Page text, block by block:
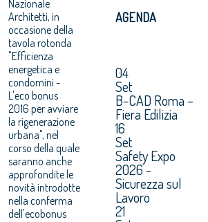
Nazionale
Architetti, in
occasione della
tavola rotonda
"Efficienza
energetica e
condomini -
L'eco bonus
2016 per avviare
la rigenerazione
urbana", nel
corso della quale
saranno anche
approfondite le
novità introdotte
nella conferma
dell'ecobonus
AGENDA
04
Set
B-CAD Roma –
Fiera Edilizia
16
Set
Safety Expo
2026 -
Sicurezza sul
Lavoro
21